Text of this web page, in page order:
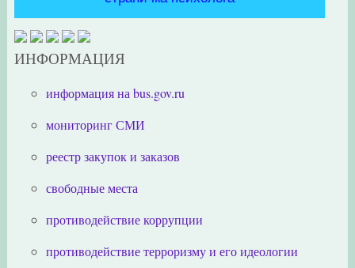
ИНФОРМАЦИЯ
информация на bus.gov.ru
мониторинг СМИ
реестр закупок и заказов
свободные места
противодействие коррупции
противодействие терроризму и его идеологии